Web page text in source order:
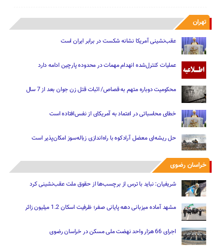
تهران
عقب‌نشینی آمریکا نشانه شکست در برابر ایران است
عملیات کنترل‌شده انهدام مهمات در محدوده پارچین ادامه دارد
محکومیت دوباره متهم به قصاص/ اثبات قتل زن جوان بعد از 7 سال
خطای محاسباتی در اعتماد به آمریکای از نفس‌افتاده است
حل ریشه‌ای معضل آرادکوه با راه‌اندازی زباله‌سوز امکان‌پذیر است
خراسان رضوی
شریفیان: نباید با ترس از برچسب‌ها از حقوق ملت عقب‌نشینی کرد
مشهد آماده میزبانی دهه پایانی صفر؛ ظرفیت اسکان 1.2 میلیون زائر
اجرای 66 هزار واحد نهضت ملی مسکن در خراسان رضوی